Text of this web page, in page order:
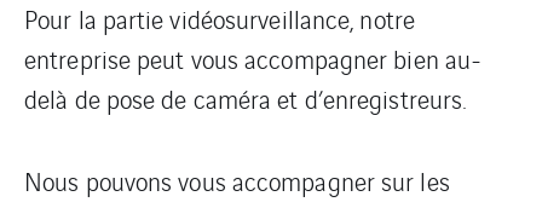
Pour la partie vidéosurveillance, notre
entreprise peut vous accompagner bien au-
delà de pose de caméra et d’enregistreurs.
Nous pouvons vous accompagner sur les